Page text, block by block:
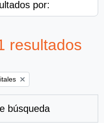
por:
resultados
búsqueda